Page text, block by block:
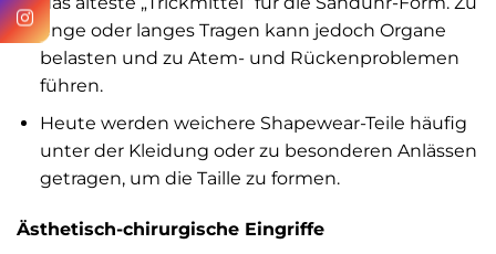
enge oder langes Tragen kann jedoch Organe
belasten und zu Atem- und Rückenproblemen
führen.
Heute werden weichere Shapewear-Teile häufig
unter der Kleidung oder zu besonderen Anlässen
getragen, um die Taille zu formen.
Ästhetisch-chirurgische Eingriffe